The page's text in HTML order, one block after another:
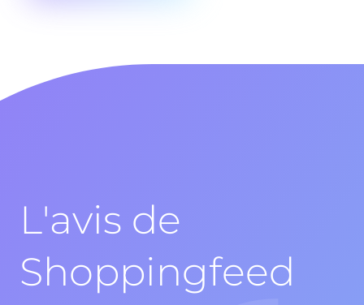
L'avis de
Shoppingfeed